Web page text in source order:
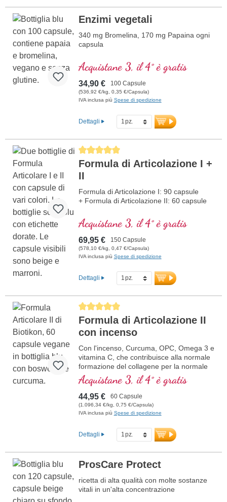
Enzimi vegetali
340 mg Bromelina, 170 mg Papaina ogni
capsula
Acquistane 3, il 4° è gratis
34,90 € 100 Capsule
(536,92 €/kg, 0,35 €/Capsula)
IVA inclusa più Spese di spedizione
Dettagli
Average rating of 5 out of 5 stars
Formula di Articolazione I +
II
Formula di Articolazione I: 90 capsule
+ Formula di Articolazione II: 60 capsule
Acquistane 3, il 4° è gratis
69,95 € 150 Capsule
(578,10 €/kg, 0,47 €/Capsula)
IVA inclusa più Spese di spedizione
Dettagli
Average rating of 5 out of 5 stars
Formula di Articolazione II
con incenso
Con l'incenso, Curcuma, OPC, Omega 3 e
vitamina C, che contribuisce alla normale
formazione del collagene per la normale
funzione della cartilaginea. Per la cura
specifica delle strutture articolari
cartilaginea.
Acquistane 3, il 4° è gratis
44,95 € 60 Capsule
(1.096,34 €/kg, 0,75 €/Capsula)
IVA inclusa più Spese di spedizione
Dettagli
ProsCare Protect
ricetta di alta qualità con molte sostanze
vitali in un'alta concentrazione